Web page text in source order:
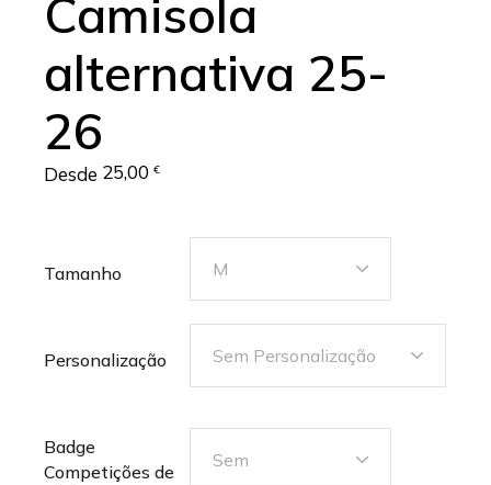
Camisola
alternativa 25-
26
Desde 25,00€
Tamanho M
Personalização Sem Personalização
Badge
Competições de
Sem